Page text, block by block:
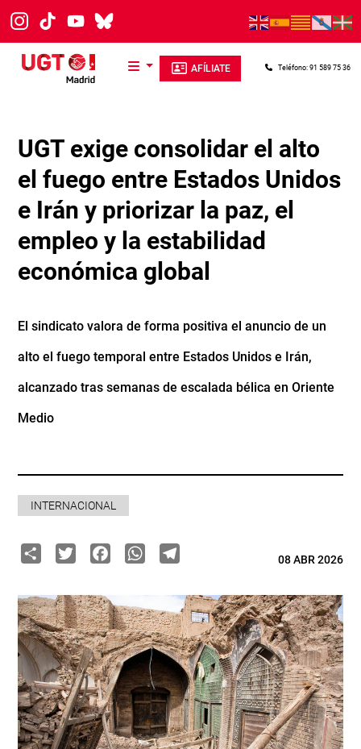
Pasar al contenido principal
AFÍLIATE Teléfono: 91 589 75 36
UGT exige consolidar el alto
el fuego entre Estados Unidos
e Irán y priorizar la paz, el
empleo y la estabilidad
económica global
El sindicato valora de forma positiva el anuncio de un
alto el fuego temporal entre Estados Unidos e Irán,
alcanzado tras semanas de escalada bélica en Oriente
Medio
INTERNACIONAL
ShareTwitterFacebook
WhatsApp
Telegram08 ABR 2026